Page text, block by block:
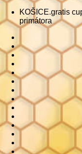
KOŠICE.gratis
primátora